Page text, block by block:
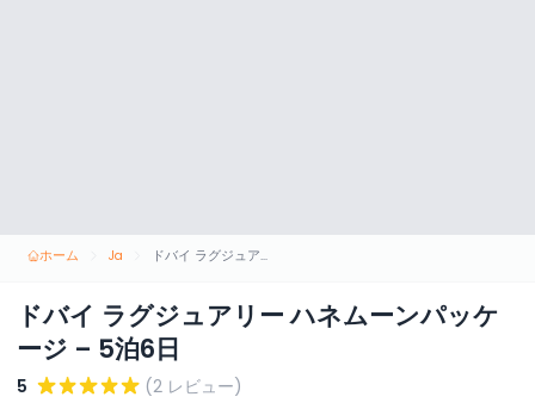
ホーム Ja ドバイ ラグジュアリー ハネムーンパッケージ – 5泊6日
ドバイ ラグジュアリー ハネムーンパッケ
ージ – 5泊6日
5 (2 レビュー)